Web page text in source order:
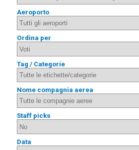
Aeroporto
Ordina per
Tag / Categorie
Nome compagnia aerea
Staff picks
Data